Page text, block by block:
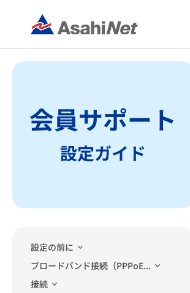
会員サポート
設定ガイド
設定の前に
ブロードバンド接続（PPPoE...
接続